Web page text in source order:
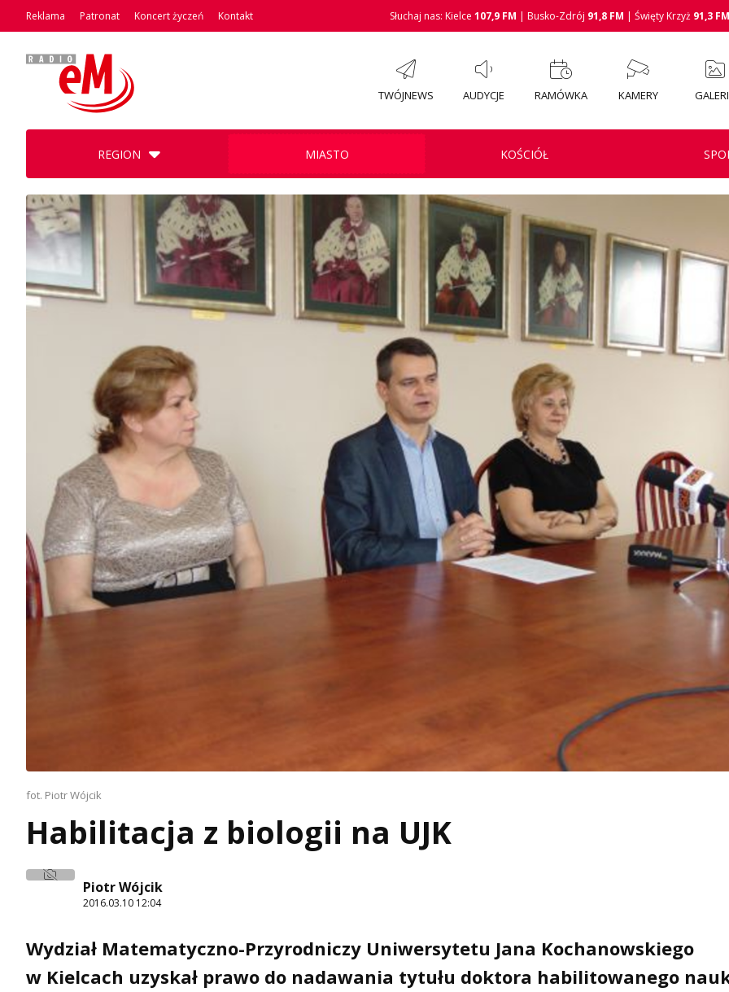
Reklama Patronat Koncert życzeń Kontakt Słuchaj nas: Kielce 107,9 FM | Busko-Zdrój 91,8 FM | Święty Krzyż 91,3 FM
TWÓJNEWS AUDYCJE RAMÓWKA KAMERY
REGION MIASTO KOŚCIÓŁ
fot. Piotr Wójcik
Habilitacja z biologii na UJK
Piotr Wójcik
2016.03.10 12:04
Wydział Matematyczno-Przyrodniczy Uniwersytetu Jana Kochanowskiego
w Kielcach uzyskał prawo do nadawania tytułu doktora habilitowanego